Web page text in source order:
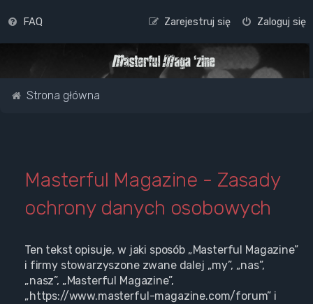
FAQ Zaloguj się
Zarejestruj się
Strona główna
Masterful Magazine - Zasady
ochrony danych osobowych
Ten tekst opisuje, w jaki sposób „Masterful Magazine”
i firmy stowarzyszone zwane dalej „my”, „nas”,
„nasz”, „Masterful Magazine”,
„https://www.masterful-magazine.com/forum” i